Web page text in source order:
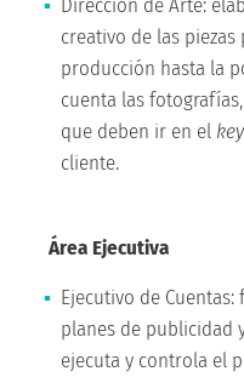
Dirección de Arte:
creativo de las
producción hasta la
cuenta las
que deben ir en el
cliente.
Área Ejecutiva
Ejecutivo de
planes de publicidad
ejecuta y controla el